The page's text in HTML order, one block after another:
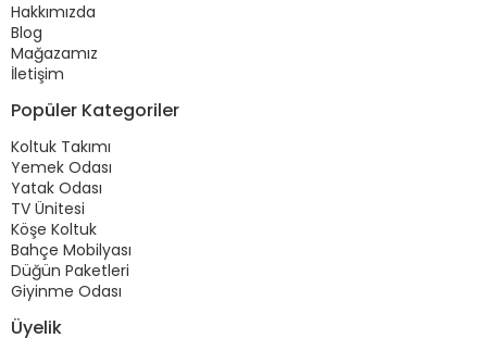
Hakkımızda
Blog
Mağazamız
İletişim
Popüler Kategoriler
Koltuk Takımı
Yemek Odası
Yatak Odası
TV Ünitesi
Köşe Koltuk
Bahçe Mobilyası
Düğün Paketleri
Giyinme Odası
Üyelik